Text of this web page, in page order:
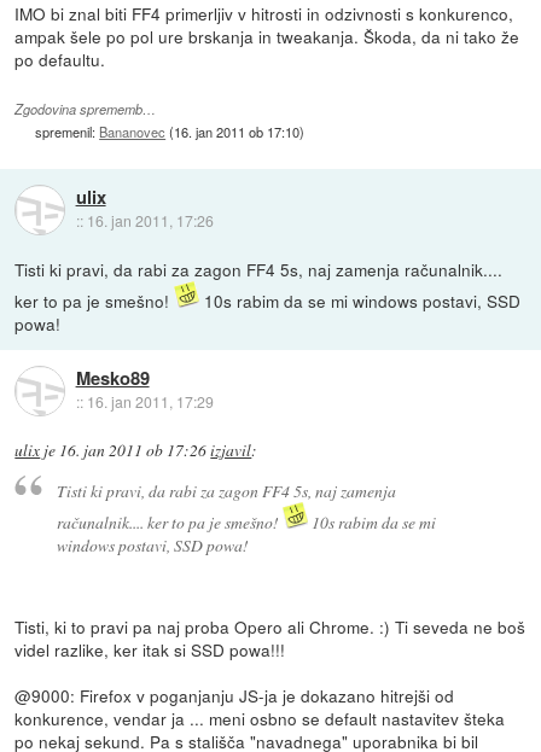
IMO bi znal biti FF4 primerljiv v hitrosti in odzivnosti s konkurenco,
ampak šele po pol ure brskanja in tweakanja. Škoda, da ni tako že
po defaultu.
Zgodovina sprememb…
spremenil: Bananovec (16. jan 2011 ob 17:10)
ulix
:: 16. jan 2011, 17:26
Tisti ki pravi, da rabi za zagon FF4 5s, naj zamenja računalnik....
ker to pa je smešno!
10s rabim da se mi windows postavi, SSD
powa!
Mesko89
:: 16. jan 2011, 17:29
ulix je 16. jan 2011 ob 17:26izjavil:
Tisti ki pravi, da rabi za zagon FF4 5s, naj zamenja
računalnik.... ker to pa je smešno!
10s rabim da se mi
windows postavi, SSD powa!
Tisti, ki to pravi pa naj proba Opero ali Chrome. :) Ti seveda ne boš
videl razlike, ker itak si SSD powa!!!
@9000: Firefox v poganjanju JS-ja je dokazano hitrejši od
konkurence, vendar ja ... meni osbno se default nastavitev šteka
po nekaj sekund. Pa s stališča "navadnega" uporabnika bi bil